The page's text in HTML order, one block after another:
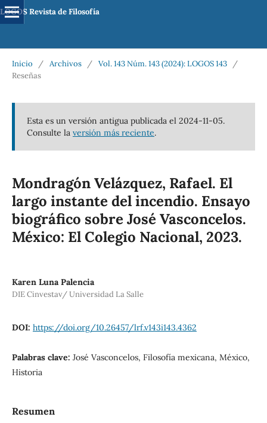
LOGOS Revista de Filosofía
Inicio / Archivos / Vol. 143 Núm. 143 (2024): LOGOS 143
/
Reseñas
Esta es un versión antigua publicada el 2024-11-05.
Consulte la versión más reciente.
Mondragón Velázquez, Rafael. El
largo instante del incendio. Ensayo
biográfico sobre José Vasconcelos.
México: El Colegio Nacional, 2023.
Karen Luna Palencia
DIE Cinvestav/ Universidad La Salle
DOI: https://doi.org/10.26457/lrf.v143i143.4362
Palabras clave: José Vasconcelos, Filosofía mexicana, México,
Historia
Resumen